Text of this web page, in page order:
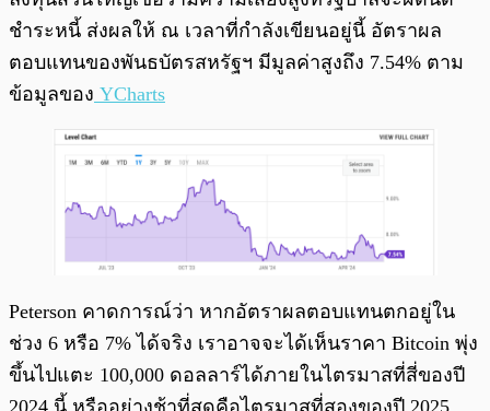
ชำระหนี้ ส่งผลให้ ณ เวลาที่กำลังเขียนอยู่นี้ อัตราผล
ตอบแทนของพันธบัตรสหรัฐฯ มีมูลค่าสูงถึง 7.54% ตาม
ข้อมูลของ YCharts
Peterson คาดการณ์ว่า หากอัตราผลตอบแทนตกอยู่ใน
ช่วง 6 หรือ 7% ได้จริง เราอาจจะได้เห็นราคา Bitcoin พุ่ง
ขึ้นไปแตะ 100,000 ดอลลาร์ได้ภายในไตรมาสที่สี่ของปี